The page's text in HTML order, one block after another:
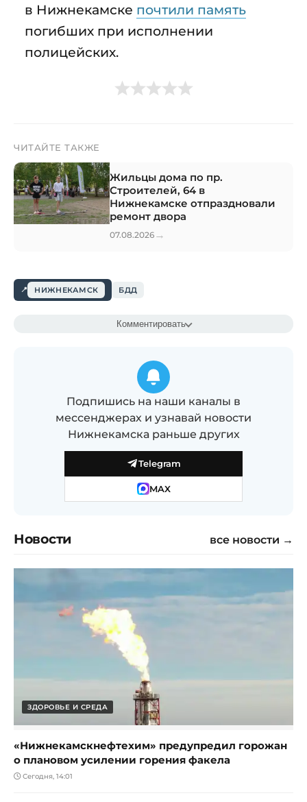
в Нижнекамске почтили память
погибших при исполнении
полицейских.
ЧИТАЙТЕ ТАКЖЕ
Жильцы дома по пр.
Строителей, 64 в
Нижнекамске отпраздновали
ремонт двора
07.08.2026 →
НИЖНЕКАМСК БДД
Комментировать
Подпишись на наши каналы в
мессенджерах и узнавай новости
Нижнекамска раньше других
Telegram
MAX
Новости все новости →
ЗДОРОВЬЕ И СРЕДА
«Нижнекамскнефтехим» предупредил горожан
о плановом усилении горения факела
Сегодня, 14:01